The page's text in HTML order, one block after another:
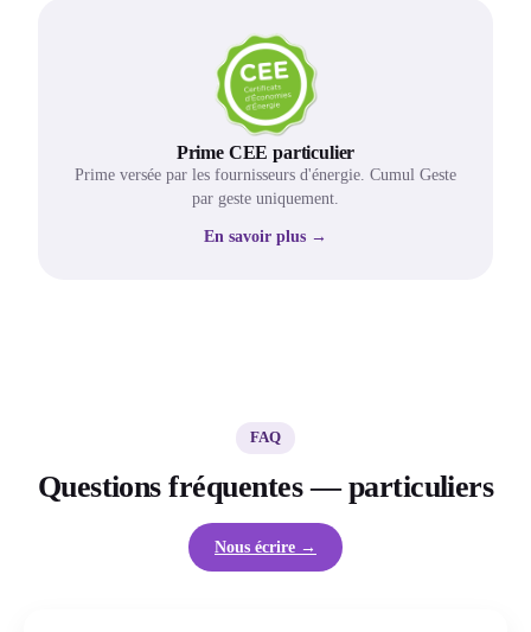
Prime CEE particulier
Prime versée par les fournisseurs d'énergie. Cumul Geste
par geste uniquement.
En savoir plus →
FAQ
Questions fréquentes — particuliers
Nous écrire →